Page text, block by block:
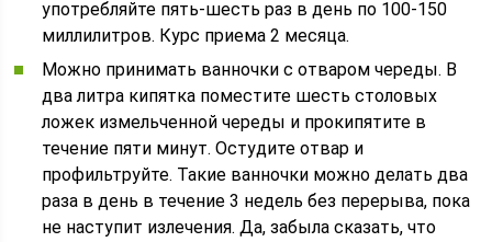
употребляйте пять-шесть раз в день по 100-150
миллилитров. Курс приема 2 месяца.
Можно принимать ванночки с отваром череды. В
два литра кипятка поместите шесть столовых
ложек измельченной череды и прокипятите в
течение пяти минут. Остудите отвар и
профильтруйте. Такие ванночки можно делать два
раза в день в течение 3 недель без перерыва, пока
не наступит излечения. Да, забыла сказать, что